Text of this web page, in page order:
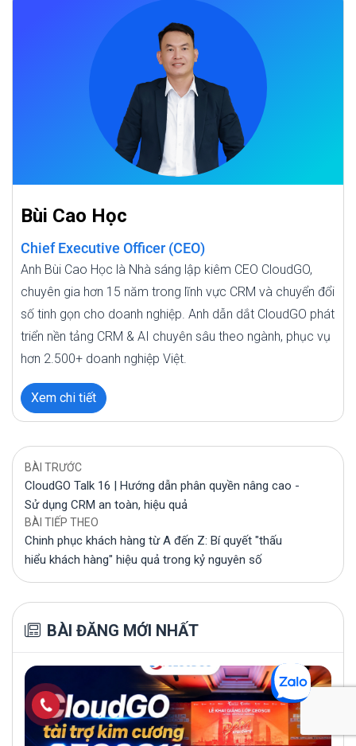
Bùi Cao Học
Chief Executive Officer (CEO)
Anh Bùi Cao Học là Nhà sáng lập kiêm CEO CloudGO,
chuyên gia hơn 15 năm trong lĩnh vực CRM và chuyển đổi
số tinh gọn cho doanh nghiệp. Anh dẫn dắt CloudGO phát
triển nền tảng CRM & AI chuyên sâu theo ngành, phục vụ
hơn 2.500+ doanh nghiệp Việt.
Xem chi tiết
BÀI TRƯỚC
CloudGO Talk 16 | Hướng dẫn phân quyền nâng cao -
Sử dụng CRM an toàn, hiệu quả
BÀI TIẾP THEO
Chinh phục khách hàng từ A đến Z: Bí quyết "thấu
hiểu khách hàng" hiệu quả trong kỷ nguyên số
BÀI ĐĂNG MỚI NHẤT